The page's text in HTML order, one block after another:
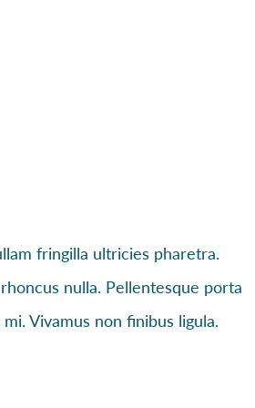
fringilla ultricies pharetra.
nulla. Pellentesque porta
Vivamus non finibus ligula.